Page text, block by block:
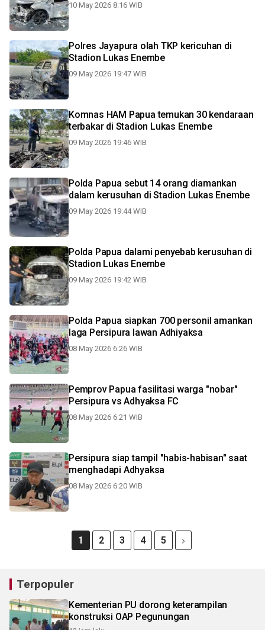
10 May 2026 8:16 WIB
Polres Jayapura olah TKP kericuhan di
Stadion Lukas Enembe
09 May 2026 19:47 WIB
Komnas HAM Papua temukan 30 kendaraan
terbakar di Stadion Lukas Enembe
09 May 2026 19:46 WIB
Polda Papua sebut 14 orang diamankan
dalam kerusuhan di Stadion Lukas Enembe
09 May 2026 19:44 WIB
Polda Papua dalami penyebab kerusuhan di
Stadion Lukas Enembe
09 May 2026 19:42 WIB
Polda Papua siapkan 700 personil amankan
laga Persipura lawan Adhiyaksa
08 May 2026 6:26 WIB
Pemprov Papua fasilitasi warga "nobar"
Persipura vs Adhyaksa FC
08 May 2026 6:21 WIB
Persipura siap tampil "habis-habisan" saat
menghadapi Adhyaksa
08 May 2026 6:20 WIB
1 2 3 4 5
Terpopuler
Kementerian PU dorong keterampilan
konstruksi OAP Pegunungan